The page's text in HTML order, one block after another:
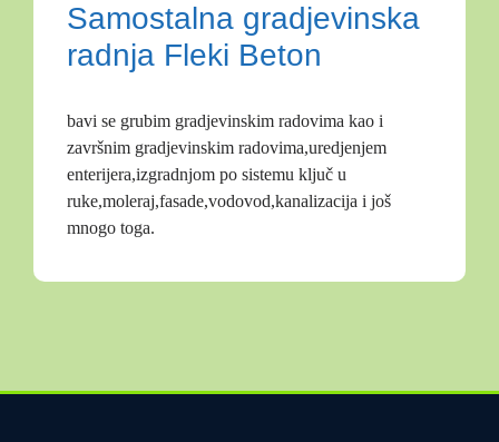
Samostalna gradjevinska
radnja Fleki Beton
bavi se grubim gradjevinskim radovima kao i
završnim gradjevinskim radovima,uredjenjem
enterijera,izgradnjom po sistemu ključ u
ruke,moleraj,fasade,vodovod,kanalizacija i još
mnogo toga.